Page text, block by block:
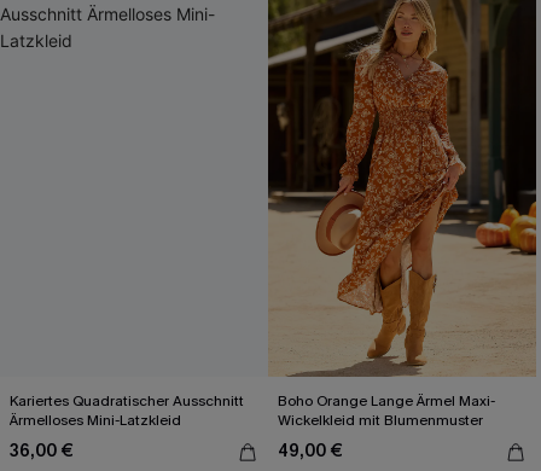
Kariertes Quadratischer Ausschnitt
Ärmelloses Mini-Latzkleid
36,00 €
Boho Orange Lange Ärmel Maxi-
Wickelkleid mit Blumenmuster
49,00 €